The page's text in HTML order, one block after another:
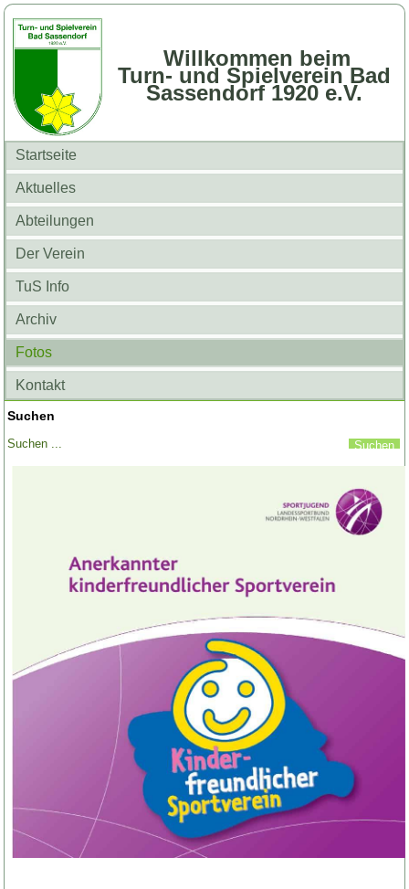
Willkommen beim
Turn- und Spielverein Bad
Sassendorf 1920 e.V.
Startseite
Aktuelles
Abteilungen
Der Verein
TuS Info
Archiv
Fotos
Kontakt
Suchen